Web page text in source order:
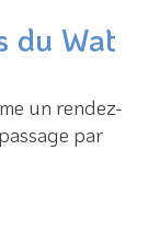
du Wat
un rendez-
par